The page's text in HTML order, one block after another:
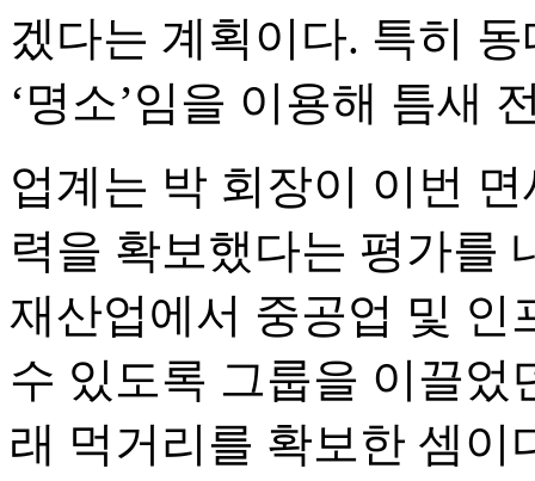
겠다는 계획이다. 특히
‘명소’임을 이용해 틈새
업계는 박 회장이 이번
력을 확보했다는 평가를
재산업에서 중공업 및 인
수 있도록 그룹을 이끌었
래 먹거리를 확보한 셈이